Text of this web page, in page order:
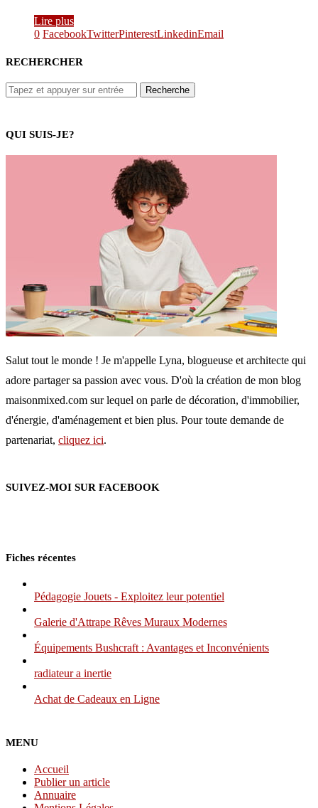
Lire plus
0 FacebookTwitterPinterestLinkedinEmail
RECHERCHER
QUI SUIS-JE?
Salut tout le monde ! Je m'appelle Lyna, blogueuse et architecte qui
adore partager sa passion avec vous. D'où la création de mon blog
maisonmixed.com sur lequel on parle de décoration, d'immobilier,
d'énergie, d'aménagement et bien plus. Pour toute demande de
partenariat, cliquez ici.
SUIVEZ-MOI SUR FACEBOOK
Fiches récentes
Pédagogie Jouets - Exploitez leur potentiel
Galerie d'Attrape Rêves Muraux Modernes
Équipements Bushcraft : Avantages et Inconvénients
radiateur a inertie
Achat de Cadeaux en Ligne
MENU
Accueil
Publier un article
Annuaire